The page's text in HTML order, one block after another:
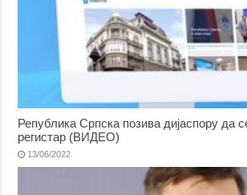
Република Српска позива дијаспору да
регистар (ВИДЕО)
13/06/2022